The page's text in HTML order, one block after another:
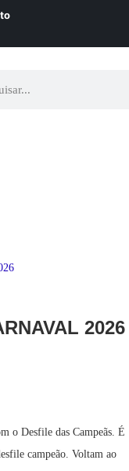
2026
o Desfile das Campeãs. É
campeão. Voltam ao